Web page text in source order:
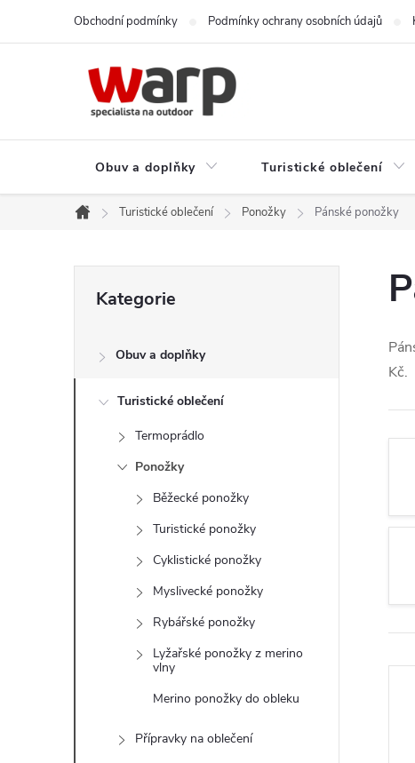
Obchodní podmínky Podmínky ochrany osobních údajů
Obuv a doplňky Turistické oblečení
Domů
Turistické oblečení Ponožky Pánské ponožky
s
kategorie
Kategorie
Obuv a doplňky
Turistické oblečení
Termoprádlo
Ponožky
Běžecké ponožky
Turistické ponožky
Cyklistické ponožky
Myslivecké ponožky
Rybářské ponožky
Lyžařské ponožky z merino
vlny
Merino ponožky do obleku
Přípravky na oblečení
Kč.